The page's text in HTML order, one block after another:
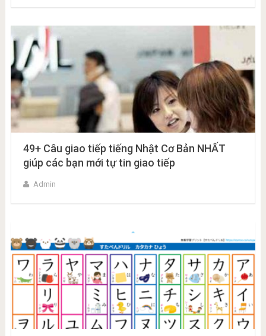
49+ Câu giao tiếp tiếng Nhật Cơ Bản NHẤT
giúp các bạn mới tự tin giao tiếp
Admin